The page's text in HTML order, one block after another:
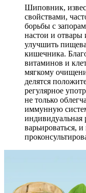
Шиповник,
свойствами,
борьбы с
настои и отвары
улучшить
кишечника.
витаминов и
мягкому
делятся
регулярное
не только
иммунную
варьироваться,